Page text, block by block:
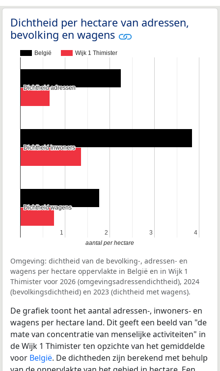
Dichtheid per hectare van adressen,
bevolking en wagens
België Wijk 1 Thimister
1
1 2
2 3
3 4
4
Dichtheid adressen
Dichtheid adressen
Dichtheid inwoners
Dichtheid inwoners
Dichtheid wagens
Dichtheid wagens
aantal per hectare
Omgeving: dichtheid van de bevolking-, adressen- en
wagens per hectare oppervlakte in België en in Wijk 1
Thimister voor 2026 (omgevingsadressendichtheid), 2024
(bevolkingsdichtheid) en 2023 (dichtheid met wagens).
De grafiek toont het aantal adressen-, inwoners- en
wagens per hectare land. Dit geeft een beeld van "de
mate van concentratie van menselijke activiteiten" in
de Wijk 1 Thimister ten opzichte van het gemiddelde
voor België. De dichtheden zijn berekend met behulp